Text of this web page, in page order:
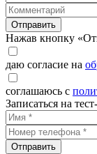
Отправить
Нажав кнопку
даю согласие на
соглашаюсь с
Записаться на
Отправить